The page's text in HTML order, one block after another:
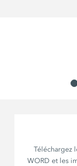
Téléchargez
WORD et les